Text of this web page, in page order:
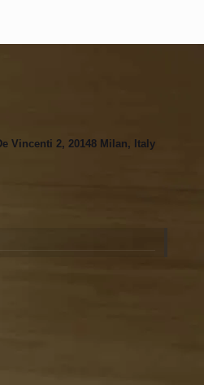
Vincenti 2, 20148 Milan, Italy